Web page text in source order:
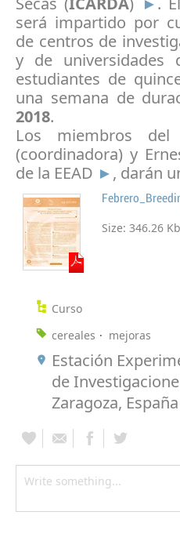
será impartido por
de centros de
y de universidades
estudiantes de
una semana de
2018.
Los miembros del
(coordinadora) y
de la EEAD ►, darán
Size: 346.26 Kb
Curso
cereales
mejoras
Estación
de
Zaragoza, España